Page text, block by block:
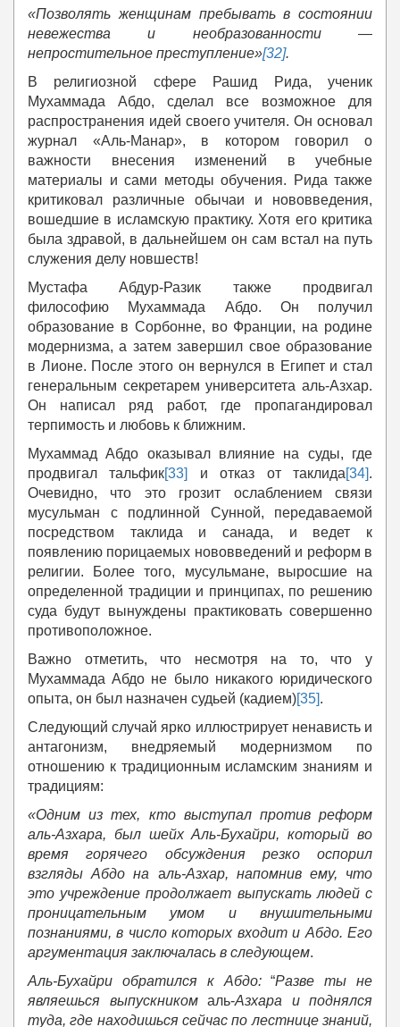
«Позволять женщинам пребывать в состоянии
невежества и необразованности —
непростительное преступление»[32].
В религиозной сфере Рашид Рида, ученик
Мухаммада Абдо, сделал все возможное для
распространения идей своего учителя. Он основал
журнал «Аль-Манар», в котором говорил о
важности внесения изменений в учебные
материалы и сами методы обучения. Рида также
критиковал различные обычаи и нововведения,
вошедшие в исламскую практику. Хотя его критика
была здравой, в дальнейшем он сам встал на путь
служения делу новшеств!
Мустафа Абдур-Разик также продвигал
философию Мухаммада Абдо. Он получил
образование в Сорбонне, во Франции, на родине
модернизма, а затем завершил свое образование
в Лионе. После этого он вернулся в Египет и стал
генеральным секретарем университета аль-Азхар.
Он написал ряд работ, где пропагандировал
терпимость и любовь к ближним.
Мухаммад Абдо оказывал влияние на суды, где
продвигал тальфик[33] и отказ от таклида[34].
Очевидно, что это грозит ослаблением связи
мусульман с подлинной Сунной, передаваемой
посредством таклида и санада, и ведет к
появлению порицаемых нововведений и реформ в
религии. Более того, мусульмане, выросшие на
определенной традиции и принципах, по решению
суда будут вынуждены практиковать совершенно
противоположное.
Важно отметить, что несмотря на то, что у
Мухаммада Абдо не было никакого юридического
опыта, он был назначен судьей (кадием)[35].
Следующий случай ярко иллюстрирует ненависть и
антагонизм, внедряемый модернизмом по
отношению к традиционным исламским знаниям и
традициям:
«Одним из тех, кто выступал против реформ
аль-Азхара, был шейх Аль-Бухайри, который во
время горячего обсуждения резко оспорил
взгляды Абдо на аль-Азхар, напомнив ему, что
это учреждение продолжает выпускать людей с
проницательным умом и внушительными
познаниями, в число которых входит и Абдо. Его
аргументация заключалась в следующем.
Аль-Бухайри обратился к Абдо:“Разве ты не
являешься выпускником аль-Азхара и поднялся
туда, где находишься сейчас по лестнице знаний,